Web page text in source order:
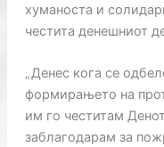
хуманоста и
честита денешниот
„Денес кога се
формирањето на
им го честитам
заблагодарам за